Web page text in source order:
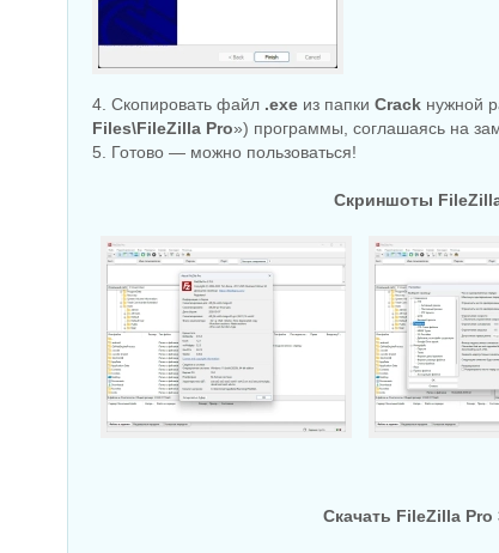
4. Скопировать файл .exe из папки Crack нужной
Files\FileZilla Pro») программы, соглашаясь на
5. Готово — можно пользоваться!
Скриншоты
Скачать FileZilla Pro